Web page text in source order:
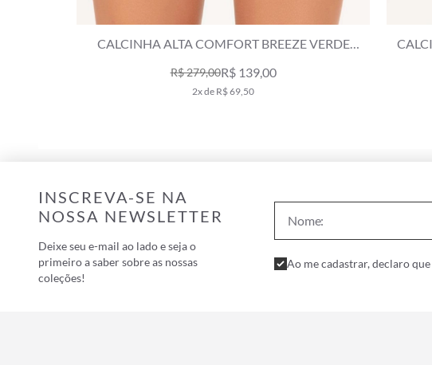
CALCINHA ASA DELTA BREEZE VERDE MILITAR
R$ 199,00R$ 98,00
1x de R$ 98,00
INSCREVA-SE NA
NOSSA NEWSLETTER
Deixe seu e-mail ao lado e seja o
primeiro a saber sobre as nossas
coleções!
Ao me cadastrar, declaro